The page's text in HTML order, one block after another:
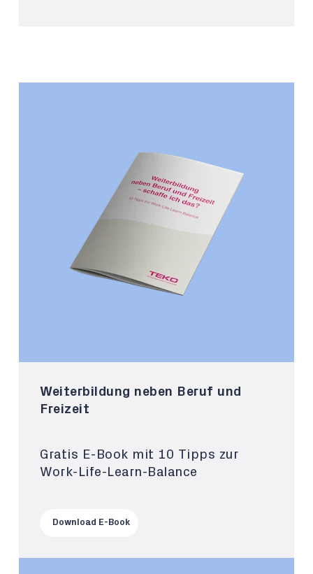
Weiterbildung neben Beruf und
Freizeit
Gratis E-Book mit 10 Tipps zur
Work-Life-Learn-Balance
Download E-Book